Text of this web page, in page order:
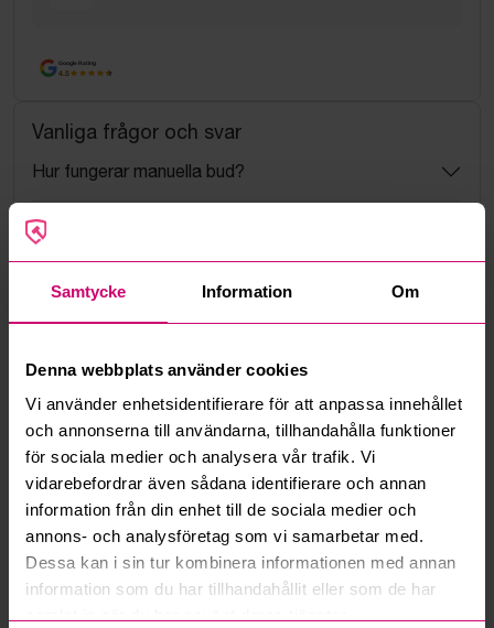
Samtycke Information Om
Denna webbplats använder cookies
Vi använder enhetsidentifierare för att anpassa innehållet
och annonserna till användarna, tillhandahålla funktioner
för sociala medier och analysera vår trafik. Vi
vidarebefordrar även sådana identifierare och annan
information från din enhet till de sociala medier och
annons- och analysföretag som vi samarbetar med.
Dessa kan i sin tur kombinera informationen med annan
information som du har tillhandahållit eller som de har
Google Rating
4.5
Vanliga frågor och svar
Hur fungerar manuella bud?
Vad innebär serviceavgift?
Vad är ett reservationspris?
Hur fungerar budmotorn?
Kan jag ångra ett bud?
Kan ni frakta mina vunna objekt?
Läs fler frågor och svar